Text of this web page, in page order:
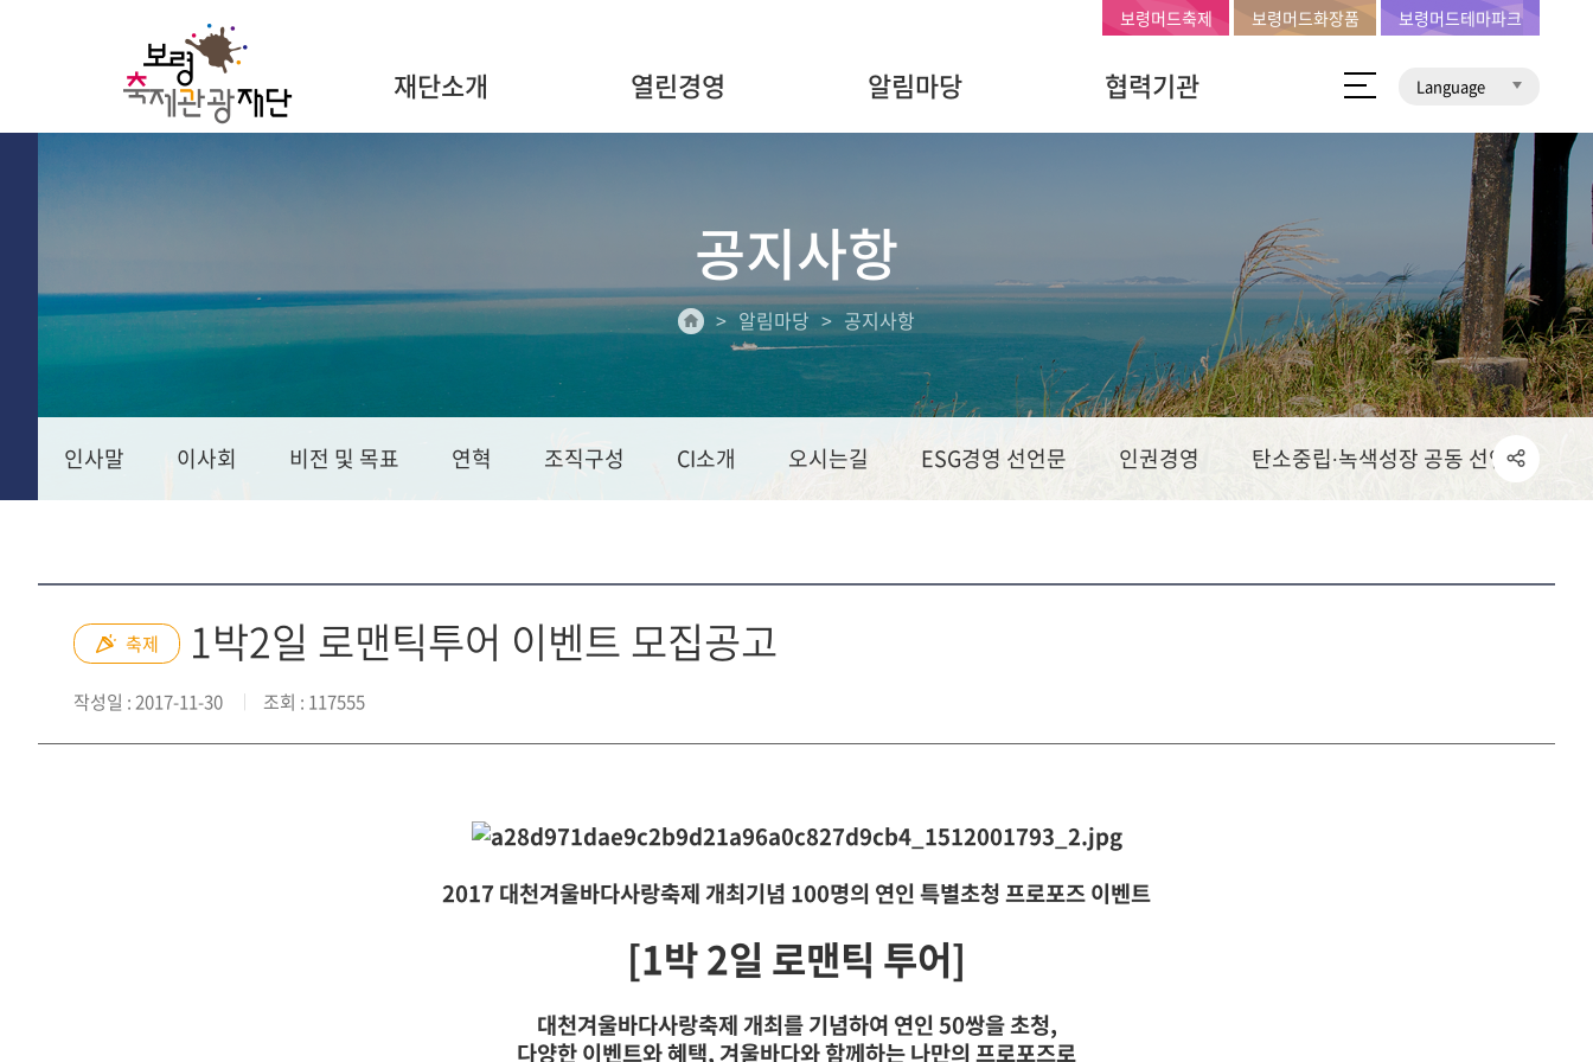
재단소개 열린경영 알림마당 협력기관 Language
보령머드축제 보령머드화장품 보령머드테마파크
공지사항
알림마당 공지사항
인사말 이사회 비전 및 목표 연혁 조직구성 CI소개 오시는길 ESG경영 선언문 인권경영 탄소중립∙녹색성장 공동 선언문
축제 1박2일 로맨틱투어 이벤트 모집공고
작성일 : 2017-11-30 조회 : 117555
2017 대천겨울바다사랑축제 개최기념 100명의 연인 특별초청 프로포즈 이벤트
[1박 2일 로맨틱 투어]
대천겨울바다사랑축제 개최를 기념하여 연인 50쌍을 초청,
다양한 이벤트와 혜택, 겨울바다와 함께하는 나만의 프로포즈로